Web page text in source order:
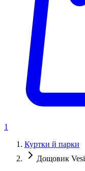
1
Куртки й парки
Дощовик Vesi